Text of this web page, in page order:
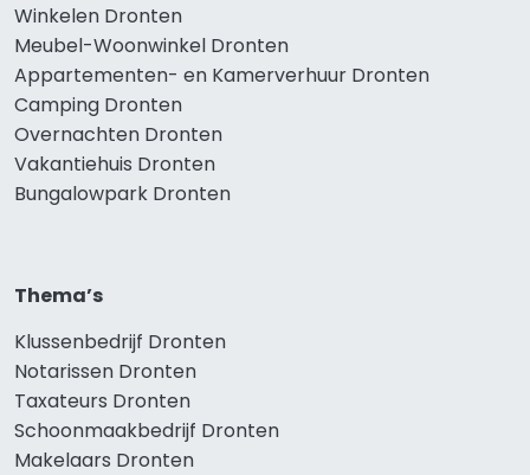
Winkelen Dronten
Meubel-Woonwinkel Dronten
Appartementen- en Kamerverhuur Dronten
Camping Dronten
Overnachten Dronten
Vakantiehuis Dronten
Bungalowpark Dronten
Thema’s
Klussenbedrijf Dronten
Notarissen Dronten
Taxateurs Dronten
Schoonmaakbedrijf Dronten
Makelaars Dronten